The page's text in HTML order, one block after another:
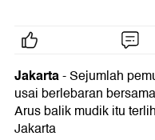
Jakarta- Sejumlah
usai berlebaran
Arus balik mudik itu
Jakarta